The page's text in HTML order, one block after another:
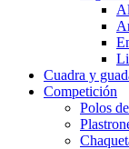
Cuadra y
Competición
Polos